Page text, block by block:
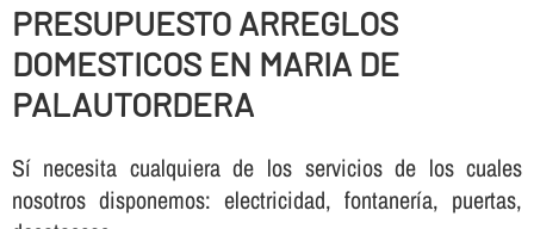
PRESUPUESTO ARREGLOS
DOMESTICOS EN MARIA DE
PALAUTORDERA
Sí necesita cualquiera de los servicios de los cuales
nosotros disponemos: electricidad, fontanería, puertas,